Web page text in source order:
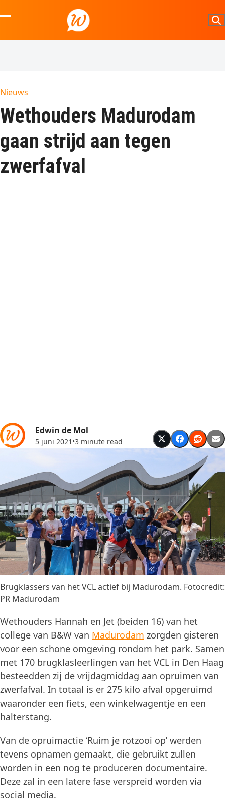
to
mobile
mobile
Nieuws
Wethouders Madurodam
gaan strijd aan tegen
zwerfafval
Edwin de Mol
5 juni 2021 •3 minute read
Brugklassers van het VCL actief bij Madurodam. Fotocredit:
PR Madurodam
Wethouders Hannah en Jet (beiden 16) van het
college van B&W van Madurodam zorgden gisteren
voor een schone omgeving rondom het park. Samen
met 170 brugklasleerlingen van het VCL in Den Haag
besteedden zij de vrijdagmiddag aan opruimen van
zwerfafval. In totaal is er 275 kilo afval opgeruimd
waaronder een fiets, een winkelwagentje en een
halterstang.
Van de opruimactie ‘Ruim je rotzooi op’ werden
tevens opnamen gemaakt, die gebruikt zullen
worden in een nog te produceren documentaire.
Deze zal in een latere fase verspreid worden via
social media.